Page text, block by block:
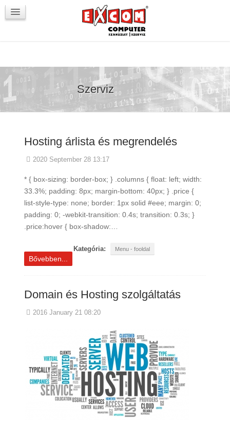
VörösmartyKOCKA
Szerviz
Hosting árlista és megrendelés
2020 September 28 13:17
* { box-sizing: border-box; } .columns { float: left; width:
33.3%; padding: 8px; margin-bottom: 40px; } .price {
list-style-type: none; border: 1px solid #eee; margin: 0;
padding: 0; -webkit-transition: 0.4s; transition: 0.3s; }
.price:hover { box-shadow:…
Kategória: Menu - fooldal
Bővebben...
Domain és Hosting szolgáltatás
2016 January 21 08:20